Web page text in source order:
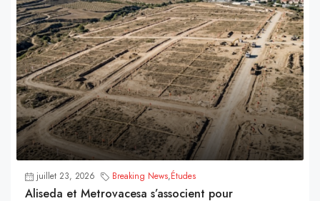
juillet 23, 2026 Breaking News,Études
Aliseda et Metrovacesa s’associent pour